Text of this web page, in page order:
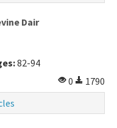
Dair
82-94
0
1790